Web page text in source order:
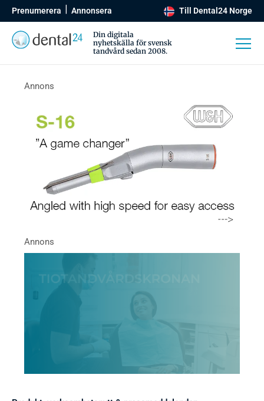
Prenumerera Annonsera Till Dental24 Norge
Din digitala
nyhetskälla för svensk
tandvård sedan 2008.